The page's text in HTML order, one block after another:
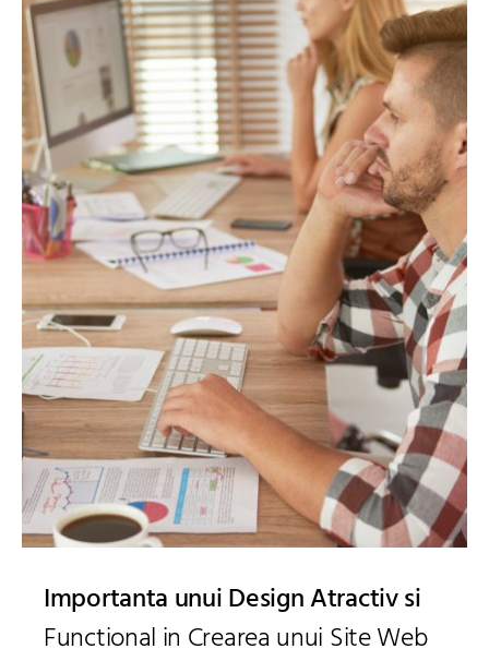
Importanta unui Design Atractiv si
Functional in Crearea unui Site Web